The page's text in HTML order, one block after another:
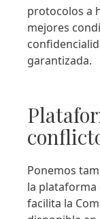
protocolos a
mejores
garantizada.
Ponemos
la plataforma
facilita la